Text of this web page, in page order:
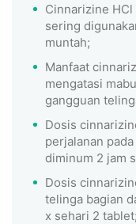
Cinnarizine
sering
muntah;
Manfaat
mengatasi
gangguan
Dosis
perjalanan
diminum 2 jam
Dosis
telinga bagian
x sehari 2 tablet;